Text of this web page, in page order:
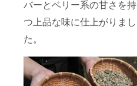
バーとベリー系の甘さを持
つ上品な味に仕上がりまし
た。